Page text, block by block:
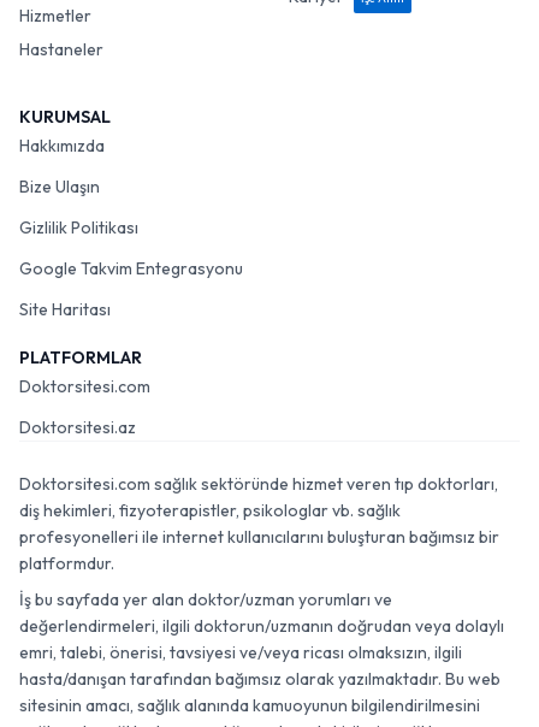
Hizmetler
Hastaneler
KURUMSAL
Hakkımızda
Bize Ulaşın
Gizlilik Politikası
Google Takvim Entegrasyonu
Site Haritası
PLATFORMLAR
Doktorsitesi.com
Doktorsitesi.az
Doktorsitesi.com sağlık sektöründe hizmet veren tıp doktorları,
diş hekimleri, fizyoterapistler, psikologlar vb. sağlık
profesyonelleri ile internet kullanıcılarını buluşturan bağımsız bir
platformdur.
İş bu sayfada yer alan doktor/uzman yorumları ve
değerlendirmeleri, ilgili doktorun/uzmanın doğrudan veya dolaylı
emri, talebi, önerisi, tavsiyesi ve/veya ricası olmaksızın, ilgili
hasta/danışan tarafından bağımsız olarak yazılmaktadır. Bu web
sitesinin amacı, sağlık alanında kamuoyunun bilgilendirilmesini